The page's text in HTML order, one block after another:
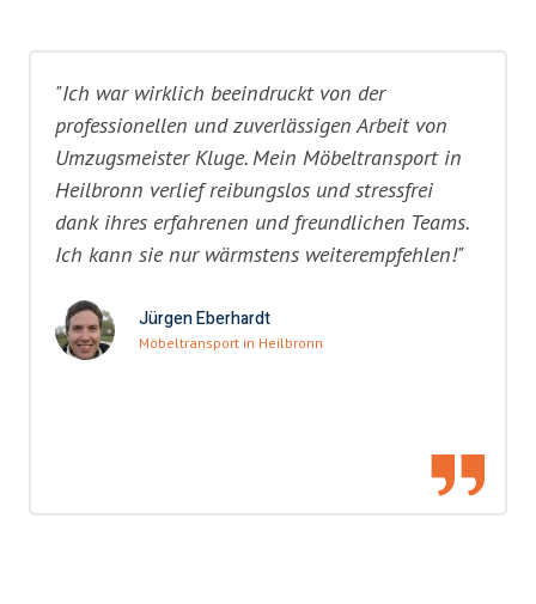
"Ich war wirklich beeindruckt von der
professionellen und zuverlässigen Arbeit von
Umzugsmeister Kluge. Mein Möbeltransport in
Heilbronn verlief reibungslos und stressfrei
dank ihres erfahrenen und freundlichen Teams.
Ich kann sie nur wärmstens weiterempfehlen!"
Jürgen Eberhardt
Möbeltransport in Heilbronn